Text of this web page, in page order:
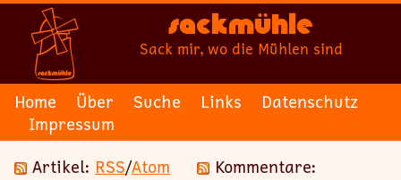
Sackmühle
Sack mir, wo die Mühlen sind
Home Über Suche Links
Datenschutz
Impressum
Artikel: RSS/Atom
Kommentare: